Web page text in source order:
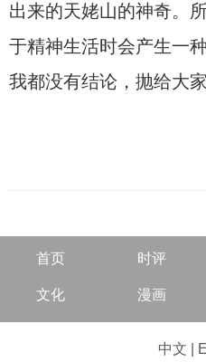
出来的天姥山的神奇。
于精神生活时会产生一
我都没有结论，抛给大家
首页 时评
文化 漫画
中文